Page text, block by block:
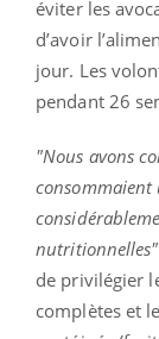
éviter les
d’avoir
jour. Les
pendant 26
"Nous avons
nutritionnelles"
de privilégier
complètes et